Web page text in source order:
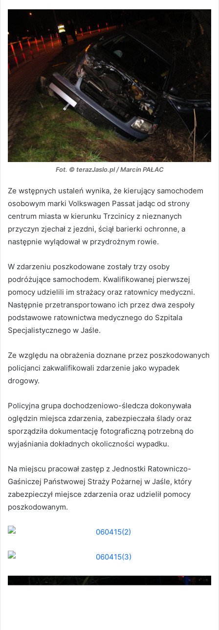
Fot. © terazJaslo.pl / Marcin PAŁAC
Ze wstępnych ustaleń wynika, że kierujący samochodem
osobowym marki Volkswagen Passat jadąc od strony
centrum miasta w kierunku Trzcinicy z nieznanych
przyczyn zjechał z jezdni, ściął barierki ochronne, a
następnie wylądował w przydrożnym rowie.
W zdarzeniu poszkodowane zostały trzy osoby
podróżujące samochodem. Kwalifikowanej pierwszej
pomocy udzielili im strażacy oraz ratownicy medyczni.
Następnie przetransportowano ich przez dwa zespoły
podstawowe ratownictwa medycznego do Szpitala
Specjalistycznego w Jaśle.
Ze względu na obrażenia doznane przez poszkodowanych
policjanci zakwalifikowali zdarzenie jako wypadek
drogowy.
Policyjna grupa dochodzeniowo-śledcza dokonywała
oględzin miejsca zdarzenia, zabezpieczała ślady oraz
sporządziła dokumentację fotograficzną potrzebną do
wyjaśniania dokładnych okoliczności wypadku.
Na miejscu pracował zastęp z Jednostki Ratowniczo-
Gaśniczej Państwowej Straży Pożarnej w Jaśle, który
zabezpieczył miejsce zdarzenia oraz udzielił pomocy
poszkodowanym.